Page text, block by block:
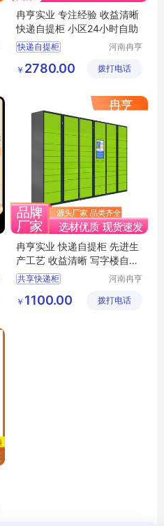
冉亨实业 专注经验 收益清晰
快递自提柜 小区24小时自助
快递自提柜
快递取件柜
河南冉亨
公司
￥ 2780.00 拨打电话
冉亨实业 快递自提柜 先进生
产工艺 收益清晰 写字楼自助
取件
共享快递柜
包裹寄存柜
河南冉亨
公司
￥ 1100.00 拨打电话